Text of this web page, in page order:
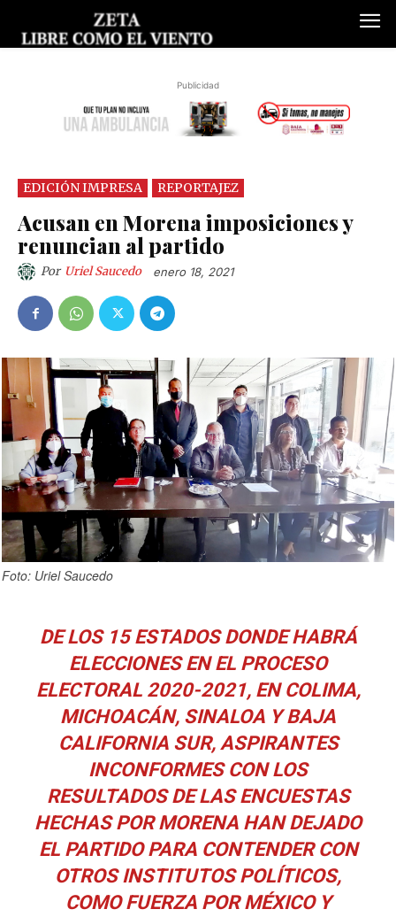
Publicidad
EDICIÓN IMPRESA REPORTAJEZ
Acusan en Morena imposiciones y
renuncian al partido
Por Uriel Saucedo enero 18, 2021
Foto: Uriel Saucedo
DE LOS 15 ESTADOS DONDE HABRÁ
ELECCIONES EN EL PROCESO
ELECTORAL 2020-2021, EN COLIMA,
MICHOACÁN, SINALOA Y BAJA
CALIFORNIA SUR, ASPIRANTES
INCONFORMES CON LOS
RESULTADOS DE LAS ENCUESTAS
HECHAS POR MORENA HAN DEJADO
EL PARTIDO PARA CONTENDER CON
OTROS INSTITUTOS POLÍTICOS,
COMO FUERZA POR MÉXICO Y